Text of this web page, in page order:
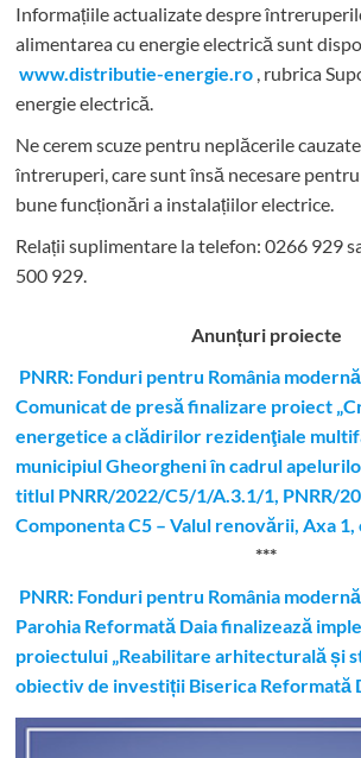
Informațiile actualizate despre
alimentarea cu energie electrică sunt
www.distributie-energie.ro , rubrica
energie electrică.
Ne cerem scuze pentru neplăcerile
întreruperi, care sunt însă necesare
bune funcționări a instalațiilor electrice.
Relații suplimentare la telefon: 0266 929
500 929.
Anunțuri proiecte
PNRR: Fonduri pentru România
Comunicat de presă finalizare proiect
energetice a clădirilor rezidenţiale
municipiul Gheorgheni în cadrul
titlul PNRR/2022/C5/1/A.3.1/1, PNRR/
Componenta C5 – Valul renovării, Axa 1,
***
PNRR: Fonduri pentru România
Parohia Reformată Daia finalizează
proiectului „Reabilitare arhitecturală și
obiectiv de investiții Biserica Reformată